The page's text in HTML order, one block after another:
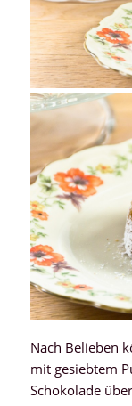
Nach Belieben
mit gesiebtem
Schokolade